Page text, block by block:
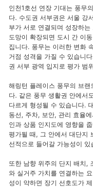
인천1호선 연장 기대는 풍무
다. 수도권 서부권은 서울 강
부가 서로 연결되며 성장하
도망이 확장되면 도시 간 이
집니다. 풍무는 이러한 변화
거점 성격을 가질 수 있습니
권 서부 광역 입지로 평가 범
해링턴 플레이스 풍무의 브
다. 같은 풍무 생활권 안에서
다르게 형성될 수 있습니다.
동선, 주차, 보안, 관리 효율
인과 상품 인지도에 영향을
평가될 때, 그 안에서 대단지
선적으로 들어갈 가능성이 있
또한 남향 위주의 단지 배치,
와 실거주 가치를 연결하는
성이 약하면 장기 선호도가